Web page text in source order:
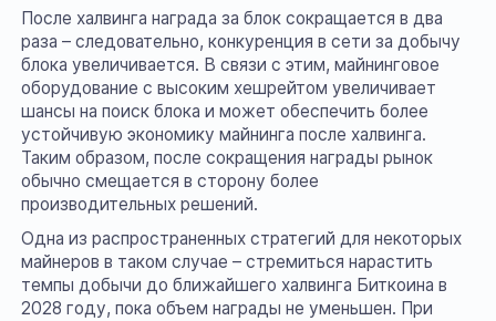
После халвинга награда за блок сокращается в два
раза – следовательно, конкуренция в сети за добычу
блока увеличивается. В связи с этим, майнинговое
оборудование с высоким хешрейтом увеличивает
шансы на поиск блока и может обеспечить более
устойчивую экономику майнинга после халвинга.
Таким образом, после сокращения награды рынок
обычно смещается в сторону более
производительных решений.
Одна из распространенных стратегий для некоторых
майнеров в таком случае – стремиться нарастить
темпы добычи до ближайшего халвинга Биткоина в
2028 году, пока объем награды не уменьшен. При